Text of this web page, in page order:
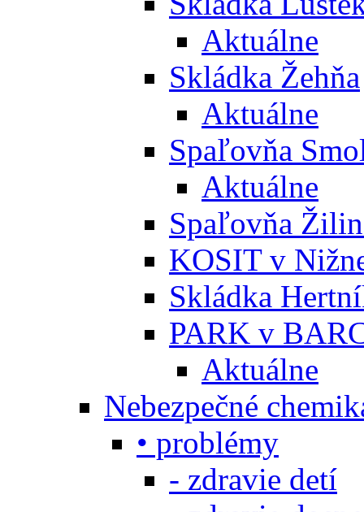
Aktuálne
Skládka Žehňa
Aktuálne
Spaľovňa
Aktuálne
Spaľovňa
KOSIT v
Skládka
PARK v
Aktuálne
Nebezpečné
• problémy
- zdravie detí